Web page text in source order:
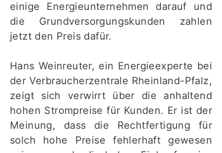
einige Energieunternehmen darauf und
die Grundversorgungskunden zahlen
jetzt den Preis dafür.
Hans Weinreuter, ein Energieexperte bei
der Verbraucherzentrale Rheinland-Pfalz,
zeigt sich verwirrt über die anhaltend
hohen Strompreise für Kunden. Er ist der
Meinung, dass die Rechtfertigung für
solch hohe Preise fehlerhaft gewesen